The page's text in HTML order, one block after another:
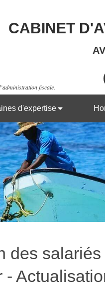
CABINET
fiscale.
d'expertise
des
-